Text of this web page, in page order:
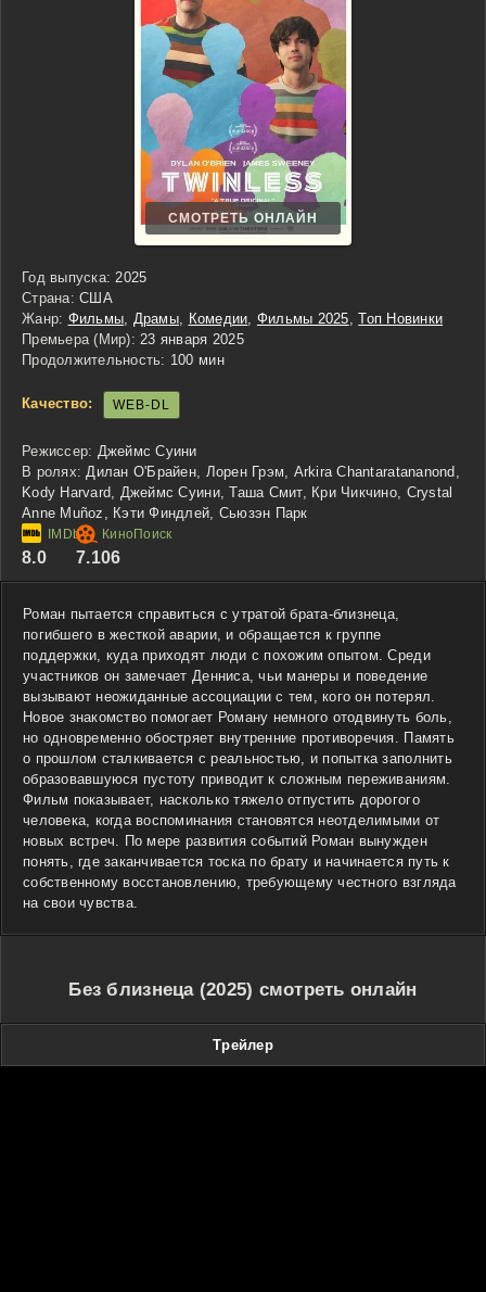
СМОТРЕТЬ ОНЛАЙН
Год выпуска: 2025
Страна: США
Жанр: Фильмы Драмы, Комедии Фильмы 2025 ,Топ Новинки
Премьера (Мир): 23 января 2025
Продолжительность: 100 мин
Качество: WEB-DL
Режиссер: Джеймс Суини
В ролях: Дилан О'Брайен, Лорен Грэм, Arkira Chantaratananond,
Kody Harvard, Джеймс Суини, Таша Смит, Кри Чикчино, Crystal
Anne Muñoz, Кэти Финдлей, Сьюзэн Парк
8.0 7.106
Роман пытается справиться с утратой брата-близнеца,
погибшего в жесткой аварии, и обращается к группе
поддержки, куда приходят люди с похожим опытом. Среди
участников он замечает Денниса, чьи манеры и поведение
вызывают неожиданные ассоциации с тем, кого он потерял.
Новое знакомство помогает Роману немного отодвинуть боль,
но одновременно обостряет внутренние противоречия. Память
о прошлом сталкивается с реальностью, и попытка заполнить
образовавшуюся пустоту приводит к сложным переживаниям.
Фильм показывает, насколько тяжело отпустить дорогого
человека, когда воспоминания становятся неотделимыми от
новых встреч. По мере развития событий Роман вынужден
понять, где заканчивается тоска по брату и начинается путь к
собственному восстановлению, требующему честного взгляда
на свои чувства.
Без близнеца (2025) смотреть онлайн
Трейлер